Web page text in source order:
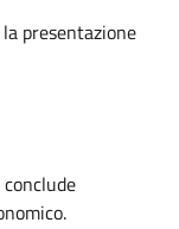
presentazione